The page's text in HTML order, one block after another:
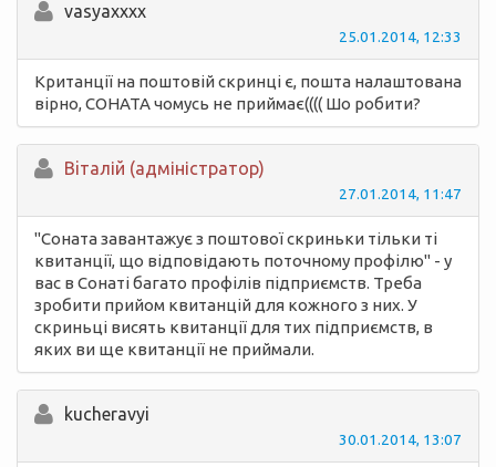
vasyaxxxx
25.01.2014, 12:33
Кританції на поштовій скринці є, пошта налаштована
вірно, СОНАТА чомусь не приймає(((( Шо робити?
Вiталій (адміністратор)
27.01.2014, 11:47
"Соната завантажує з поштової скриньки тільки ті
квитанції, що відповідають поточному профілю" - у
вас в Сонаті багато профілів підприємств. Треба
зробити прийом квитанцій для кожного з них. У
скриньці висять квитанції для тих підприємств, в
яких ви ще квитанції не приймали.
kucheravyi
30.01.2014, 13:07